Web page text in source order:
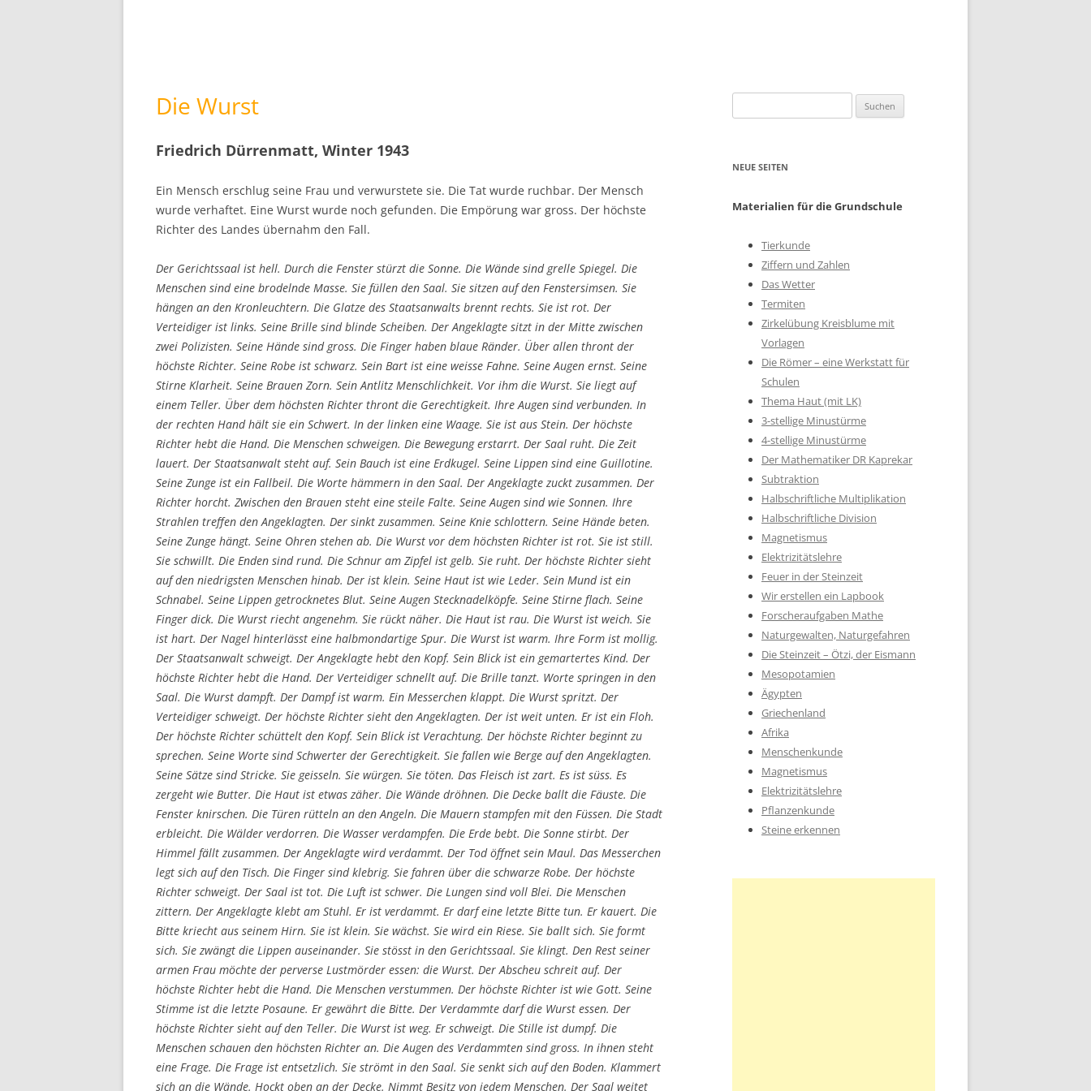
Die Wurst
Friedrich Dürrenmatt, Winter 1943
Ein Mensch erschlug seine Frau und verwurstete sie. Die Tat wurde ruchbar. Der Mensch
wurde verhaftet. Eine Wurst wurde noch gefunden. Die Empörung war gross. Der höchste
Richter des Landes übernahm den Fall.
Der Gerichtssaal ist hell. Durch die Fenster stürzt die Sonne. Die Wände sind grelle Spiegel. Die
Menschen sind eine brodelnde Masse. Sie füllen den Saal. Sie sitzen auf den Fenstersimsen. Sie
hängen an den Kronleuchtern. Die Glatze des Staatsanwalts brennt rechts. Sie ist rot. Der
Verteidiger ist links. Seine Brille sind blinde Scheiben. Der Angeklagte sitzt in der Mitte zwischen
zwei Polizisten. Seine Hände sind gross. Die Finger haben blaue Ränder. Über allen thront der
höchste Richter. Seine Robe ist schwarz. Sein Bart ist eine weisse Fahne. Seine Augen ernst. Seine
Stirne Klarheit. Seine Brauen Zorn. Sein Antlitz Menschlichkeit. Vor ihm die Wurst. Sie liegt auf
einem Teller. Über dem höchsten Richter thront die Gerechtigkeit. Ihre Augen sind verbunden. In
der rechten Hand hält sie ein Schwert. In der linken eine Waage. Sie ist aus Stein. Der höchste
Richter hebt die Hand. Die Menschen schweigen. Die Bewegung erstarrt. Der Saal ruht. Die Zeit
lauert. Der Staatsanwalt steht auf. Sein Bauch ist eine Erdkugel. Seine Lippen sind eine Guillotine.
Seine Zunge ist ein Fallbeil. Die Worte hämmern in den Saal. Der Angeklagte zuckt zusammen. Der
Richter horcht. Zwischen den Brauen steht eine steile Falte. Seine Augen sind wie Sonnen. Ihre
Strahlen treffen den Angeklagten. Der sinkt zusammen. Seine Knie schlottern. Seine Hände beten.
Seine Zunge hängt. Seine Ohren stehen ab. Die Wurst vor dem höchsten Richter ist rot. Sie ist still.
Sie schwillt. Die Enden sind rund. Die Schnur am Zipfel ist gelb. Sie ruht. Der höchste Richter sieht
auf den niedrigsten Menschen hinab. Der ist klein. Seine Haut ist wie Leder. Sein Mund ist ein
Schnabel. Seine Lippen getrocknetes Blut. Seine Augen Stecknadelköpfe. Seine Stirne flach. Seine
Finger dick. Die Wurst riecht angenehm. Sie rückt näher. Die Haut ist rau. Die Wurst ist weich. Sie
ist hart. Der Nagel hinterlässt eine halbmondartige Spur. Die Wurst ist warm. Ihre Form ist mollig.
Der Staatsanwalt schweigt. Der Angeklagte hebt den Kopf. Sein Blick ist ein gemartertes Kind. Der
höchste Richter hebt die Hand. Der Verteidiger schnellt auf. Die Brille tanzt. Worte springen in den
Saal. Die Wurst dampft. Der Dampf ist warm. Ein Messerchen klappt. Die Wurst spritzt. Der
Verteidiger schweigt. Der höchste Richter sieht den Angeklagten. Der ist weit unten. Er ist ein Floh.
Der höchste Richter schüttelt den Kopf. Sein Blick ist Verachtung. Der höchste Richter beginnt zu
sprechen. Seine Worte sind Schwerter der Gerechtigkeit. Sie fallen wie Berge auf den Angeklagten.
Seine Sätze sind Stricke. Sie geisseln. Sie würgen. Sie töten. Das Fleisch ist zart. Es ist süss. Es
zergeht wie Butter. Die Haut ist etwas zäher. Die Wände dröhnen. Die Decke ballt die Fäuste. Die
Fenster knirschen. Die Türen rütteln an den Angeln. Die Mauern stampfen mit den Füssen. Die Stadt
erbleicht. Die Wälder verdorren. Die Wasser verdampfen. Die Erde bebt. Die Sonne stirbt. Der
Himmel fällt zusammen. Der Angeklagte wird verdammt. Der Tod öffnet sein Maul. Das Messerchen
legt sich auf den Tisch. Die Finger sind klebrig. Sie fahren über die schwarze Robe. Der höchste
Richter schweigt. Der Saal ist tot. Die Luft ist schwer. Die Lungen sind voll Blei. Die Menschen
zittern. Der Angeklagte klebt am Stuhl. Er ist verdammt. Er darf eine letzte Bitte tun. Er kauert. Die
Bitte kriecht aus seinem Hirn. Sie ist klein. Sie wächst. Sie wird ein Riese. Sie ballt sich. Sie formt
sich. Sie zwängt die Lippen auseinander. Sie stösst in den Gerichtssaal. Sie klingt. Den Rest seiner
armen Frau möchte der perverse Lustmörder essen: die Wurst. Der Abscheu schreit auf. Der
höchste Richter hebt die Hand. Die Menschen verstummen. Der höchste Richter ist wie Gott. Seine
Stimme ist die letzte Posaune. Er gewährt die Bitte. Der Verdammte darf die Wurst essen. Der
höchste Richter sieht auf den Teller. Die Wurst ist weg. Er schweigt. Die Stille ist dumpf. Die
Menschen schauen den höchsten Richter an. Die Augen des Verdammten sind gross. In ihnen steht
eine Frage. Die Frage ist entsetzlich. Sie strömt in den Saal. Sie senkt sich auf den Boden. Klammert
sich an die Wände. Hockt oben an der Decke. Nimmt Besitz von jedem Menschen. Der Saal weitet
nach:
NEUE SEITEN
Materialien für die Grundschule
Tierkunde
Ziffern und Zahlen
Das Wetter
Termiten
Zirkelübung Kreisblume mit
Vorlagen
Die Römer – eine Werkstatt für
Schulen
Thema Haut (mit LK)
3-stellige Minustürme
4-stellige Minustürme
Der Mathematiker DR Kaprekar
Subtraktion
Halbschriftliche Multiplikation
Halbschriftliche Division
Magnetismus
Elektrizitätslehre
Feuer in der Steinzeit
Wir erstellen ein Lapbook
Forscheraufgaben Mathe
Naturgewalten, Naturgefahren
Die Steinzeit – Ötzi, der Eismann
Mesopotamien
Ägypten
Griechenland
Afrika
Menschenkunde
Magnetismus
Elektrizitätslehre
Pflanzenkunde
Steine erkennen